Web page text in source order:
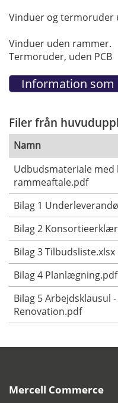
Vinduer og termoruder
Vinduer uden rammer.
Termoruder, uden PCB
Filer från
Namn
Udbudsmateriale med
rammeaftale.pdf
Bilag 1
Bilag 2
Bilag 3 Tilbudsliste.xlsx
Bilag 4 Planlægning.pdf
Bilag 5 Arbejdsklausul
Renovation.pdf
Mercell Commerce